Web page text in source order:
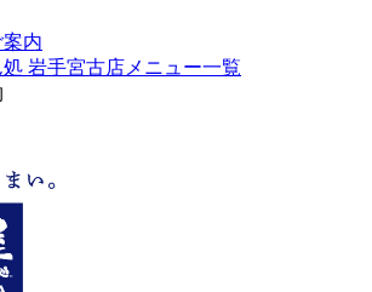
案内
岩手宮古店メニュー一覧